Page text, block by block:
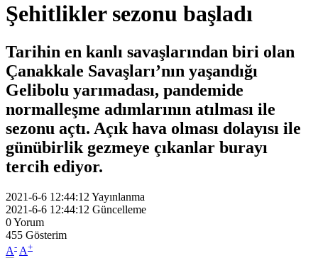
Şehitlikler sezonu başladı
Tarihin en kanlı savaşlarından biri olan
Çanakkale Savaşları’nın yaşandığı
Gelibolu yarımadası, pandemide
normalleşme adımlarının atılması ile
sezonu açtı. Açık hava olması dolayısı ile
günübirlik gezmeye çıkanlar burayı
tercih ediyor.
2021-6-6 12:44:12 Yayınlanma
2021-6-6 12:44:12 Güncelleme
0Yorum
455 Gösterim
A- A+